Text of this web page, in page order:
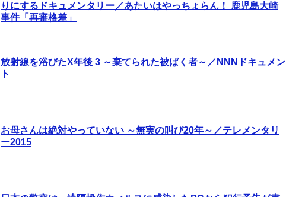
りにするドキュメンタリー／あたいはやっちょらん！ 鹿児島大崎
事件「再審格差」
放射線を浴びたX年後 3 ～棄てられた被ばく者～／NNNドキュメン
ト
お母さんは絶対やっていない ～無実の叫び20年～／テレメンタリ
ー2015